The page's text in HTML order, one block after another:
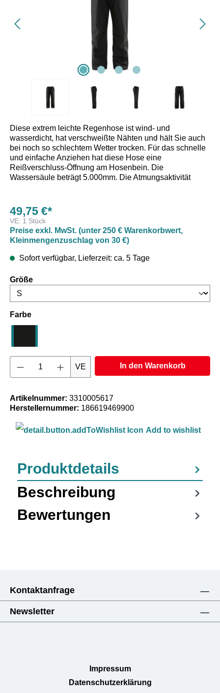
Diese extrem leichte Regenhose ist wind- und
wasserdicht, hat verschweißte Nähten und hält Sie auch
bei noch so schlechtem Wetter trocken. Für das schnelle
und einfache Anziehen hat diese Hose eine
Reißverschluss-Öffnung am Hosenbein. Die
Wassersäule beträgt 5.000mm. Die Atmungsaktivität
49,75 €*
VE: 1 Stück
Preise exkl. MwSt. (unter 250 € Warenkorbwert,
Kleinmengenzuschlag von 30 €)
Sofort verfügbar, Lieferzeit: ca. 5 Tage
Größeauswählen
Farbeauswählen
Produkt Anzahl: Gib den gewünschten
VE In den Warenkorb
Artikelnummer: 3310005617
Herstellernummer: 186619469900
Add to wishlist
Produktdetails
Beschreibung
Bewertungen
Kontaktanfrage
Newsletter
Impressum
Datenschutzerklärung